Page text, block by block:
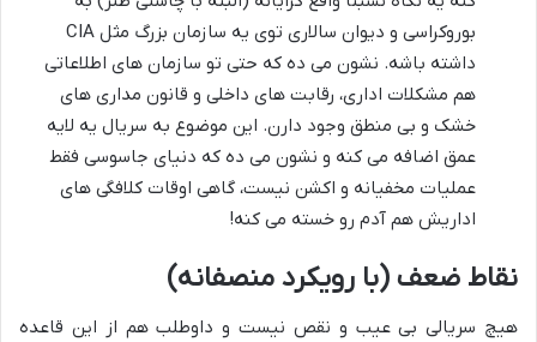
بوروکراسی و دیوان سالاری توی یه سازمان بزرگ مثل CIA
داشته باشه. نشون می ده که حتی تو سازمان های اطلاعاتی
هم مشکلات اداری، رقابت های داخلی و قانون مداری های
خشک و بی منطق وجود دارن. این موضوع به سریال یه لایه
عمق اضافه می کنه و نشون می ده که دنیای جاسوسی فقط
عملیات مخفیانه و اکشن نیست، گاهی اوقات کلافگی های
اداریش هم آدم رو خسته می کنه!
نقاط ضعف (با رویکرد منصفانه)
هیچ سریالی بی عیب و نقص نیست و داوطلب هم از این قاعده